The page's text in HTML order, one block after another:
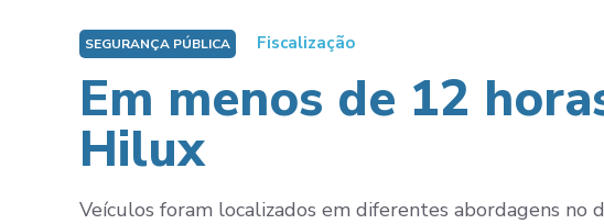
SEGURANÇA PÚBLICA Fiscalização
Em menos de 12
Hilux
Veículos foram localizados em diferentes abordagens no